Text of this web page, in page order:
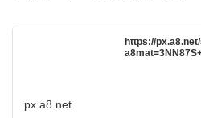
https://
px.a8.net